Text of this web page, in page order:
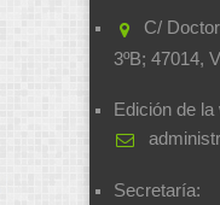
C/
3ºB; 47014,
Edición de la
Secretaría: